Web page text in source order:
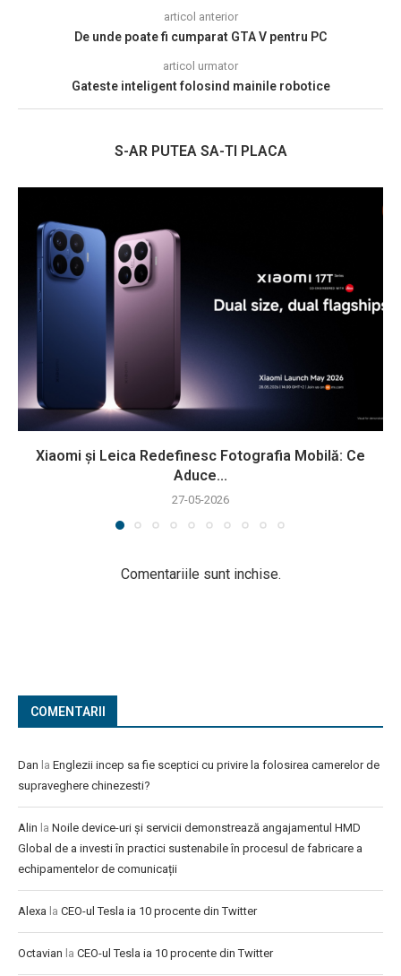
articol anterior
De unde poate fi cumparat GTA V pentru PC
articol urmator
Gateste inteligent folosind mainile robotice
S-AR PUTEA SA-TI PLACA
Xiaomi și Leica Redefinesc Fotografia Mobilă: Ce
Aduce...
27-05-2026
Comentariile sunt inchise.
COMENTARII
Dan la Englezii incep sa fie sceptici cu privire la folosirea camerelor de
supraveghere chinezesti?
Alin la Noile device-uri și servicii demonstrează angajamentul HMD
Global de a investi în practici sustenabile în procesul de fabricare a
echipamentelor de comunicații
Alexa la CEO-ul Tesla ia 10 procente din Twitter
Octavian la CEO-ul Tesla ia 10 procente din Twitter